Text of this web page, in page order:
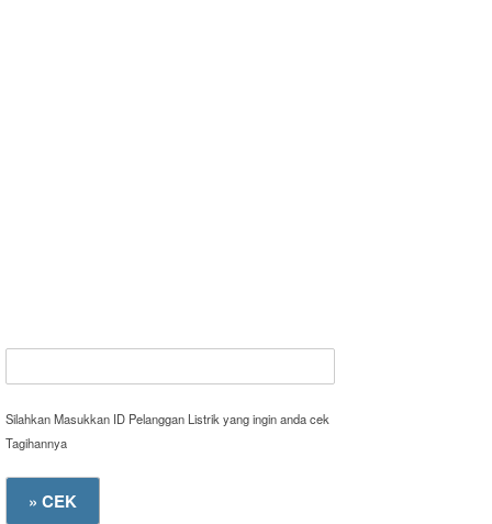
Silahkan Masukkan ID Pelanggan Listrik yang ingin anda cek
Tagihannya